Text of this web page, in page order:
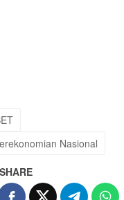
Nasional
SHARE